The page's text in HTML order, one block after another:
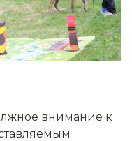
внимание к